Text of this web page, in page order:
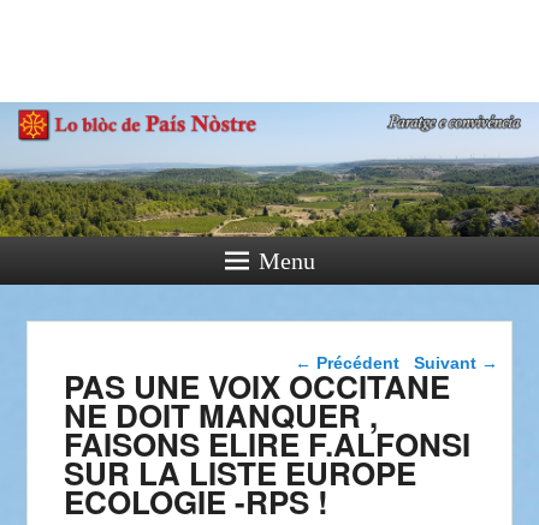
Paratge e Convivència
Menu
Navigation dans les
articles
← Précédent Suivant →
PAS UNE VOIX OCCITANE
NE DOIT MANQUER ,
FAISONS ELIRE F.ALFONSI
SUR LA LISTE EUROPE
ECOLOGIE -RPS !